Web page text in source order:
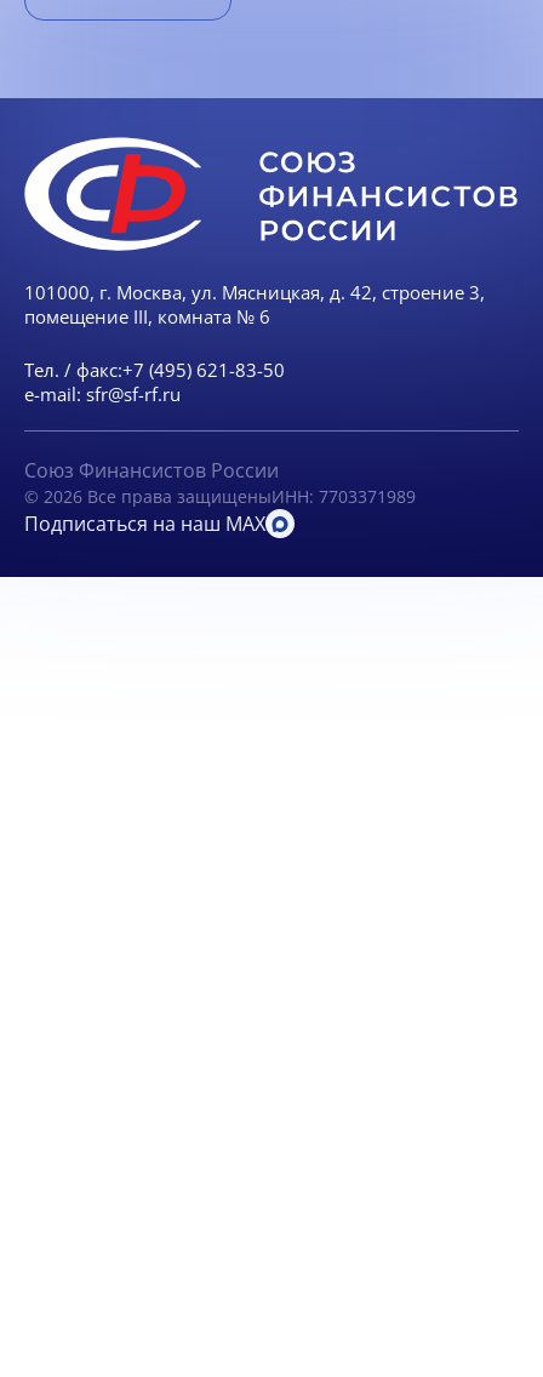
101000, г. Москва, ул. Мясницкая, д. 42, строение 3,
помещение III, комната № 6
Тел. / факс:+7 (495) 621-83-50
e-mail: sfr@sf-rf.ru
Союз Финансистов России
© 2026 Все права защищеныИНН: 7703371989
Подписаться на наш MAX